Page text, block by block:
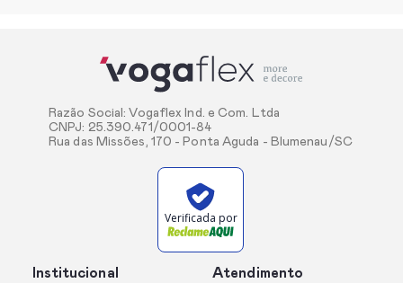
Razão Social: Vogaflex Ind. e Com. Ltda
CNPJ: 25.390.471/0001-84
Rua das Missões, 170 - Ponta Aguda - Blumenau/SC
Verificada por
Institucional Atendimento